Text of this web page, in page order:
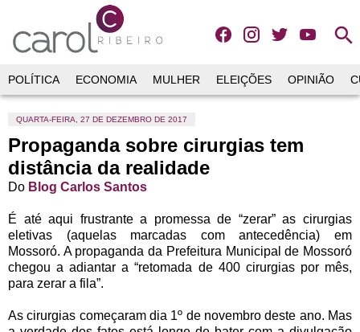
search
POLÍTICA ECONOMIA MULHER ELEIÇÕES OPINIÃO
QUARTA-FEIRA, 27 DE DEZEMBRO DE 2017
Propaganda sobre cirurgias tem
distância da realidade
Do Blog Carlos Santos
É até aqui frustrante a promessa de “zerar” as cirurgias
eletivas (aquelas marcadas com antecedência) em
Mossoró. A propaganda da Prefeitura Municipal de Mossoró
chegou a adiantar a “retomada de 400 cirurgias por mês,
para zerar a fila”.
As cirurgias começaram dia 1º de novembro deste ano. Mas